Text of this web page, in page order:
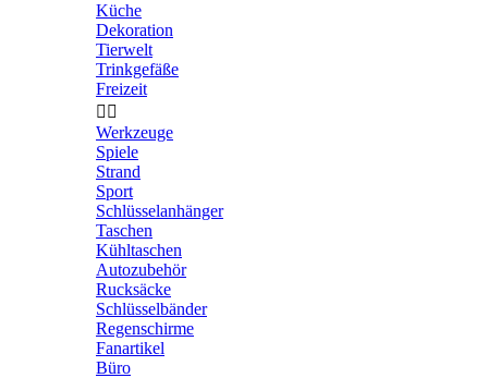
Küche
Dekoration
Tierwelt
Trinkgefäße
Freizeit
 
Werkzeuge
Spiele
Strand
Sport
Schlüsselanhänger
Taschen
Kühltaschen
Autozubehör
Rucksäcke
Schlüsselbänder
Regenschirme
Fanartikel
Büro